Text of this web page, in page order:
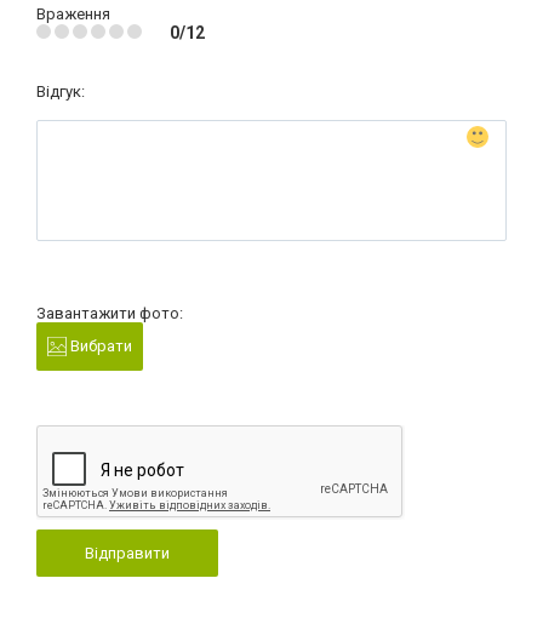
Враження
0/12
Відгук:
Завантажити фото:
Вибрати
Відправити